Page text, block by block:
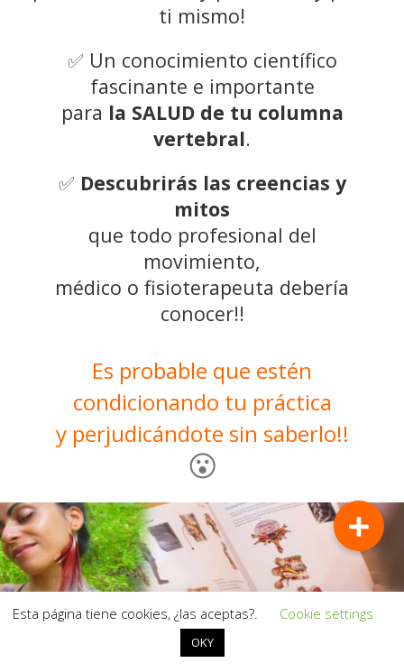
ti mismo!
✅ Un conocimiento científico
fascinante e importante
para la SALUD de tu columna
vertebral.
✅ Descubrirás las creencias y
mitos
que todo profesional del
movimiento,
médico o fisioterapeuta debería
conocer!!
Es probable que estén
condicionando tu práctica
y perjudicándote sin saberlo!!
😮
Esta página tiene cookies, ¿las aceptas?. Cookie settings
OKY